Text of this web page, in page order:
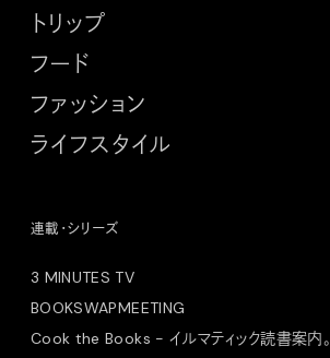
トリップ
フード
ファッション
ライフスタイル
連載・シリーズ
3 MINUTES TV
BOOKSWAPMEETING
Cook the Books - イルマティック読書案内